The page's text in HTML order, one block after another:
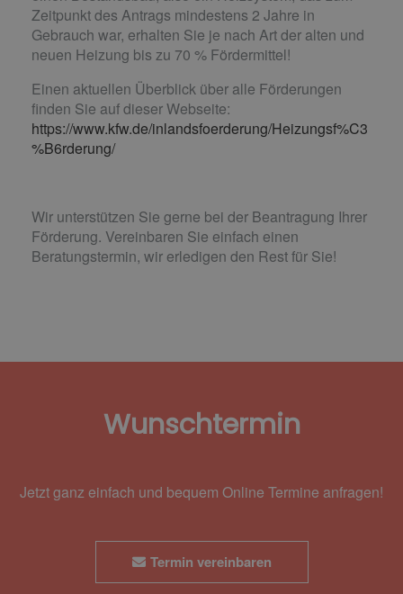
Zeitpunkt des Antrags mindestens 2 Jahre in
Gebrauch war, erhalten Sie je nach Art der alten und
neuen Heizung bis zu 70 % Fördermittel!
Einen aktuellen Überblick über alle Förderungen
finden Sie auf dieser Webseite:
https://www.kfw.de/inlandsfoerderung/Heizungsf%C3
%B6rderung/
Wir unterstützen Sie gerne bei der Beantragung Ihrer
Förderung. Vereinbaren Sie einfach einen
Beratungstermin, wir erledigen den Rest für Sie!
Wunschtermin
Jetzt ganz einfach und bequem Online Termine anfragen!
Termin vereinbaren